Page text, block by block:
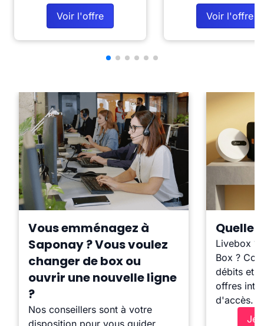
Voir l'offre Voir l'offre
Vous emménagez à
Saponay ? Vous voulez
changer de box ou
ouvrir une nouvelle ligne
?
Nos conseillers sont à votre
disposition pour vous guider
Quelle
Livebox ?
Box ?
débits et
offres
d'accès.
Je